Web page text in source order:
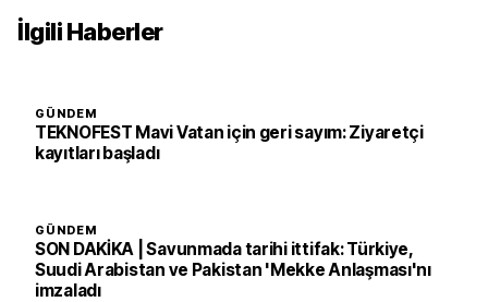
İlgili Haberler
GÜNDEM
TEKNOFEST Mavi Vatan için geri sayım: Ziyaretçi
kayıtları başladı
GÜNDEM
SON DAKİKA | Savunmada tarihi ittifak: Türkiye,
Suudi Arabistan ve Pakistan 'Mekke Anlaşması'nı
imzaladı